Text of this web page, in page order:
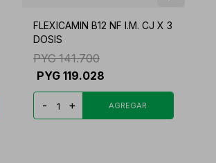
FLEXICAMIN B12 NF I.M. CJ X 3
DOSIS
PYG 141.700
PYG 119.028
- +